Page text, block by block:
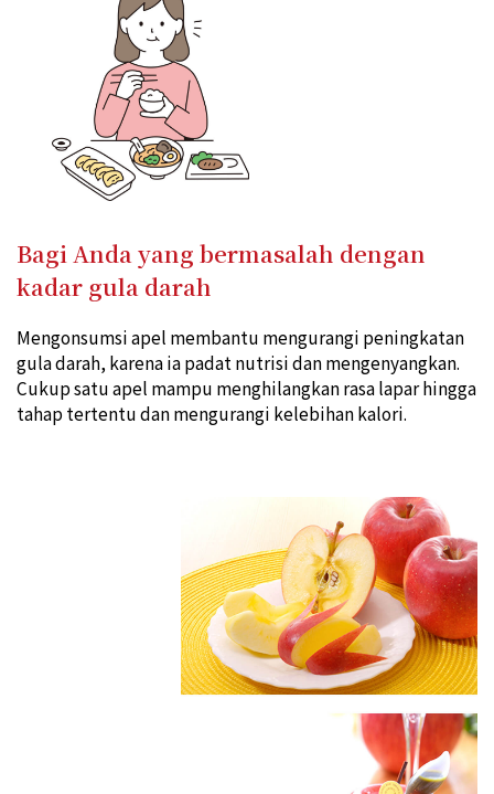
Bagi Anda yang bermasalah dengan
kadar gula darah
Mengonsumsi apel membantu mengurangi peningkatan
gula darah, karena ia padat nutrisi dan mengenyangkan.
Cukup satu apel mampu menghilangkan rasa lapar hingga
tahap tertentu dan mengurangi kelebihan kalori.